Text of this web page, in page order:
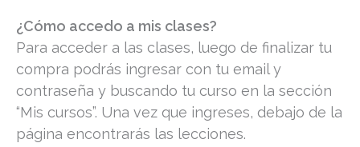
¿Cómo accedo a mis clases?
Para acceder a las clases, luego de finalizar tu
compra podrás ingresar con tu email y
contraseña y buscando tu curso en la sección
“Mis cursos”. Una vez que ingreses, debajo de la
página encontrarás las lecciones.